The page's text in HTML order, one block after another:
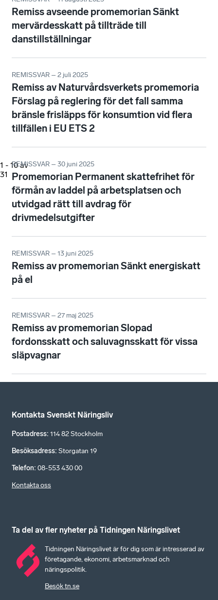
1 - 10 av
31
Remiss avseende promemorian Sänkt
mervärdesskatt på tillträde till
danstillställningar
REMISSVAR – 2 juli 2025
Remiss av Naturvårdsverkets promemoria
Förslag på reglering för det fall samma
bränsle frisläpps för konsumtion vid flera
tillfällen i EU ETS 2
REMISSVAR – 30 juni 2025
Promemorian Permanent skattefrihet för
förmån av laddel på arbetsplatsen och
utvidgad rätt till avdrag för
drivmedelsutgifter
REMISSVAR – 13 juni 2025
Remiss av promemorian Sänkt energiskatt
på el
REMISSVAR – 27 maj 2025
Remiss av promemorian Slopad
fordonsskatt och saluvagnsskatt för vissa
släpvagnar
Kontakta Svenskt Näringsliv
Postadress: 114 82 Stockholm
Besöksadress: Storgatan 19
Telefon: 08-553 430 00
Kontakta oss
Ta del av fler nyheter på Tidningen Näringslivet
Tidningen Näringslivet är för dig som är intresserad av
företagande, ekonomi, arbetsmarknad och
näringspolitik.
Besök tn.se